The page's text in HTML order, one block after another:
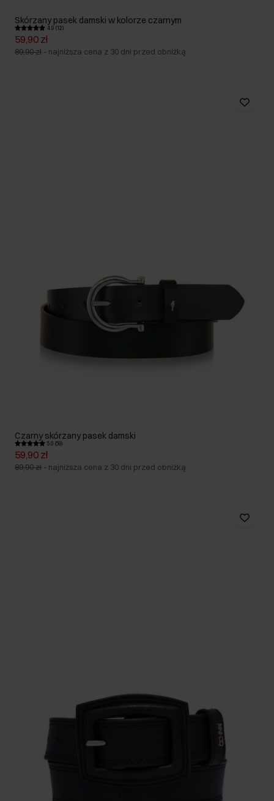
Skórzany pasek damski w kolorze czarnym
4.9 (12)
59,90 zł
89,90 zł - najniższa cena z 30 dni przed obniżką
Czarny skórzany pasek damski
5.0 (59)
59,90 zł
89,90 zł - najniższa cena z 30 dni przed obniżką